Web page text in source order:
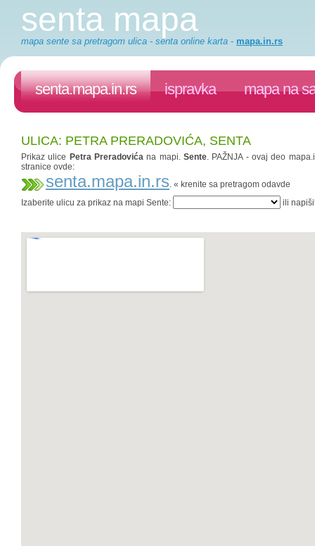
senta mapa
mapa sente sa pretragom ulica - senta online karta - mapa.in.rs
senta.mapa.in.rs ispravka mapa na
ULICA: PETRA PRERADOVIĆA, SENTA
Prikaz ulice Petra Preradovića na mapi.Sente. PAŽNJA - ovaj deo
stranice ovde:
senta.mapa.in.rs. « krenite sa pretragom odavde
Izaberite ulicu za prikaz na mapi Sente:
ili